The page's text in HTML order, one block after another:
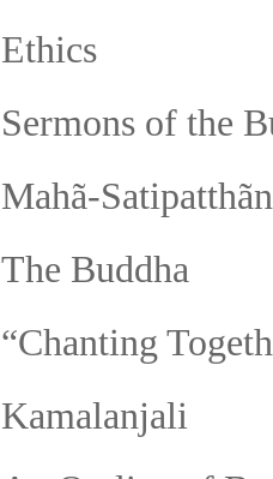
Ethics
Sermons of the
Mahã-
The Buddha
“Chanting
Kamalanjali